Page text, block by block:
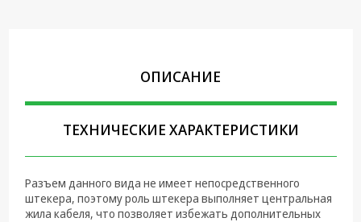
Коммутационное
оборудование и
Телефония
Климатическая
техника
ОПИСАНИЕ
ТЕХНИЧЕСКИЕ ХАРАКТЕРИСТИКИ
Разъем данного вида не имеет непосредственного
штекера, поэтому роль штекера выполняет центральная
жила кабеля, что позволяет избежать дополнительных